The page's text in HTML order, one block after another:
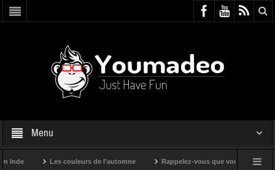
Menu
Inde Les couleurs de l’automne Rappelez-vous que vous êtes